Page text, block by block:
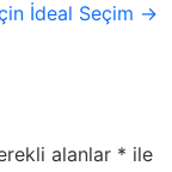
İdeal Seçim →
alanlar * ile